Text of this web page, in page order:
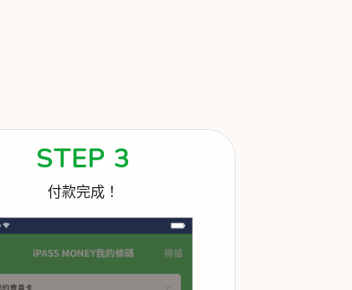
STEP 3
付款完成！